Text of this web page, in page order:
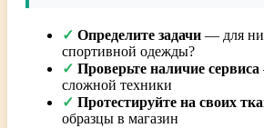
✓ Определите задачи — для
спортивной одежды?
✓ Проверьте наличие сервиса
сложной техники
✓ Протестируйте на своих
образцы в магазин